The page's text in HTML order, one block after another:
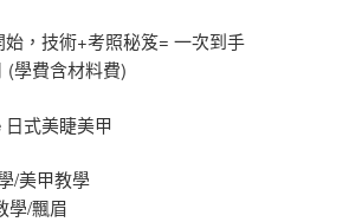
，技術+考照秘笈= 一次到手
(學費含材料費)
式美睫美甲
/美甲教學
學/飄眉